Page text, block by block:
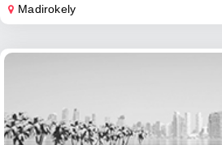
Madirokely